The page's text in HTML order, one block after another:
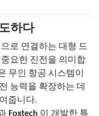
하다
로 연결하는 대형 드
요한 진전을 의미합
무인 항공 시스템이
능력을 확장하는 데
줍니다.
Foxtech 이 개발한 특